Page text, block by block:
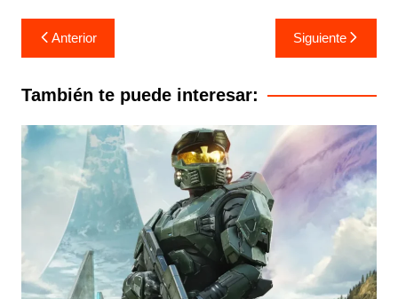
Navegación
de
entradas
Anterior Siguiente
También te puede interesar: